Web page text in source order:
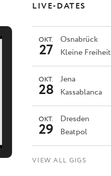
LIVE-DATES
Osnabrück
OKT.
27 Kleine Freiheit
Jena
OKT.
28 Kassablanca
Dresden
OKT.
29 Beatpol
VIEW ALL GIGS